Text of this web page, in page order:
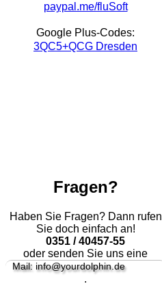
paypal.me/fluSoft
Google Plus-Codes:
3QC5+QCG Dresden
Fragen?
Haben Sie Fragen? Dann rufen
Sie doch einfach an!
0351 / 40457-55
oder senden Sie uns eine
Mail: info@yourdolphin.de
.